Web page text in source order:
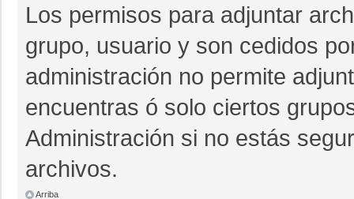
Los permisos para adjuntar
grupo, usuario y son cedidos
administración no permite
encuentras ó solo ciertos
Administración si no estás
archivos.
Arriba